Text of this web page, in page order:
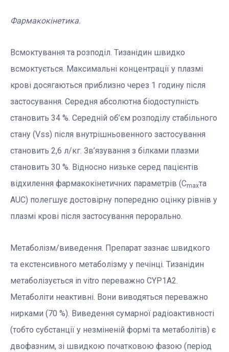
Фармакокінетика.
Всмоктування та розподіл. Тизанідин швидко
всмоктується. Максимальні концентрації у плазмі
крові досягаються приблизно через 1 годину після
застосування. Середня абсолютна біодоступність
становить 34 %. Середній об’єм розподілу стабільного
стану (Vss) після внутрішньовенного застосування
становить 2,6 л/кг. Зв’язування з білками плазми
становить 30 %. Відносно низьке серед пацієнтів
відхилення фармакокінетичних параметрів (Сmaxта
AUC) полегшує достовірну попередню оцінку рівнів у
плазмі крові після застосування перорально.
Метаболізм/виведення. Препарат зазнає швидкого
та екстенсивного метаболізму у печінці. Тизанідин
метаболізується in vitro переважно CYP1A2.
Метаболіти неактивні. Вони виводяться переважно
нирками (70 %). Виведення сумарної радіоактивності
(тобто субстанції у незміненій формі та метаболітів) є
двофазним, зі швидкою початковою фазою (період